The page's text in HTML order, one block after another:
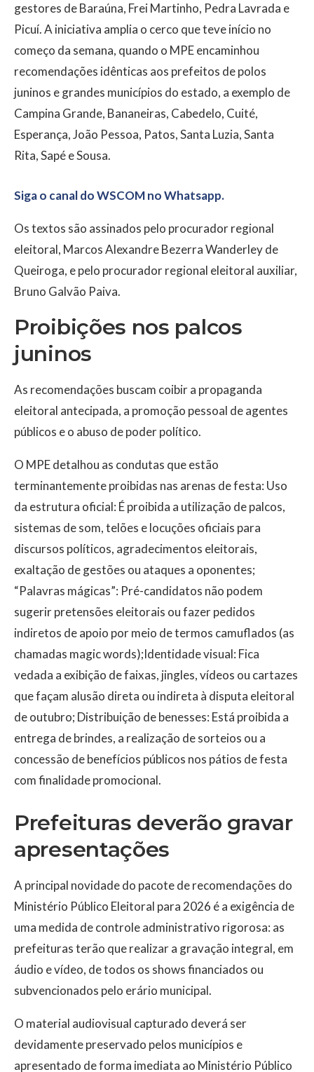
gestores de Baraúna, Frei Martinho, Pedra Lavrada e
Picuí. A iniciativa amplia o cerco que teve início no
começo da semana, quando o MPE encaminhou
recomendações idênticas aos prefeitos de polos
juninos e grandes municípios do estado, a exemplo de
Campina Grande, Bananeiras, Cabedelo, Cuité,
Esperança, João Pessoa, Patos, Santa Luzia, Santa
Rita, Sapé e Sousa.
Siga o canal do WSCOM no Whatsapp.
Os textos são assinados pelo procurador regional
eleitoral, Marcos Alexandre Bezerra Wanderley de
Queiroga, e pelo procurador regional eleitoral auxiliar,
Bruno Galvão Paiva.
Proibições nos palcos
juninos
As recomendações buscam coibir a propaganda
eleitoral antecipada, a promoção pessoal de agentes
públicos e o abuso de poder político.
O MPE detalhou as condutas que estão
terminantemente proibidas nas arenas de festa: Uso
da estrutura oficial: É proibida a utilização de palcos,
sistemas de som, telões e locuções oficiais para
discursos políticos, agradecimentos eleitorais,
exaltação de gestões ou ataques a oponentes;
“Palavras mágicas”: Pré-candidatos não podem
sugerir pretensões eleitorais ou fazer pedidos
indiretos de apoio por meio de termos camuflados (as
chamadas magic words);Identidade visual: Fica
vedada a exibição de faixas, jingles, vídeos ou cartazes
que façam alusão direta ou indireta à disputa eleitoral
de outubro; Distribuição de benesses: Está proibida a
entrega de brindes, a realização de sorteios ou a
concessão de benefícios públicos nos pátios de festa
com finalidade promocional.
Prefeituras deverão gravar
apresentações
A principal novidade do pacote de recomendações do
Ministério Público Eleitoral para 2026 é a exigência de
uma medida de controle administrativo rigorosa: as
prefeituras terão que realizar a gravação integral, em
áudio e vídeo, de todos os shows financiados ou
subvencionados pelo erário municipal.
O material audiovisual capturado deverá ser
devidamente preservado pelos municípios e
apresentado de forma imediata ao Ministério Público